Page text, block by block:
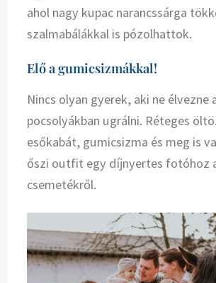
ahol nagy kupac narancssárga
szalmabálákkal is pózolhattok.
Elő a gumicsizmákkal!
Nincs olyan gyerek, aki ne élvezne
pocsolyákban ugrálni. Réteges
esőkabát, gumicsizma és meg is
őszi outfit egy díjnyertes fotóhoz
csemetékről.